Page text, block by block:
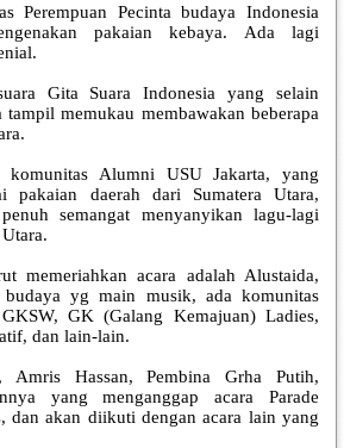
Perempuan Pecinta budaya Indonesia
pakaian kebaya. Ada lagi
Gita Suara Indonesia yang selain
memukau membawakan beberapa
komunitas Alumni USU Jakarta, yang
pakaian daerah dari Sumatera Utara,
semangat menyanyikan lagu-lagi
memeriahkan acara adalah Alustaida,
yg main musik, ada komunitas
GK (Galang Kemajuan) Ladies,
dan lain-lain.
Amris Hassan, Pembina Grha Putih,
yang menganggap acara Parade
dan akan diikuti dengan acara lain yang